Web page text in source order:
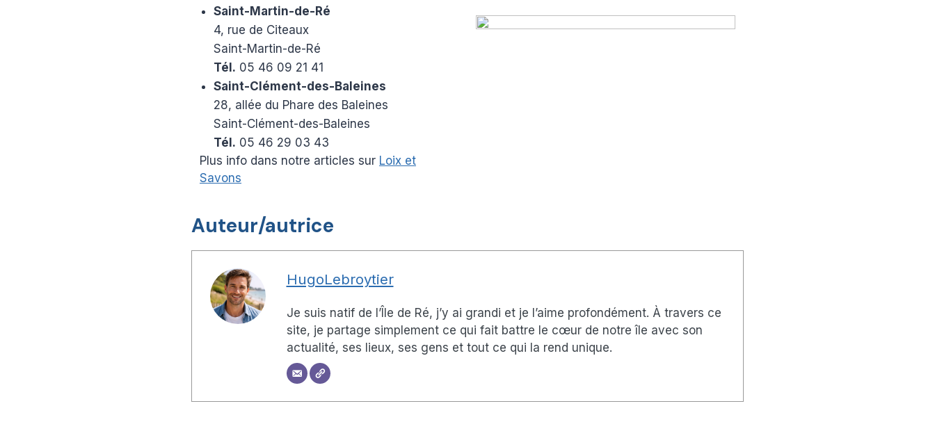
Saint-Martin-de-Ré
4, rue de Citeaux
Saint-Martin-de-Ré
Tél. 05 46 09 21 41
Saint-Clément-des-Baleines
28, allée du Phare des Baleines
Saint-Clément-des-Baleines
Tél. 05 46 29 03 43
Plus info dans notre articles sur Loix et
Savons
Auteur/autrice
HugoLebroytier
Je suis natif de l’Île de Ré, j’y ai grandi et je l’aime profondément. À travers ce
site, je partage simplement ce qui fait battre le cœur de notre île avec son
actualité, ses lieux, ses gens et tout ce qui la rend unique.